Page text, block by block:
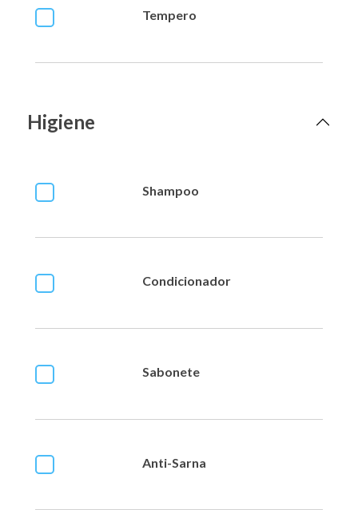
Tempero
Higiene
Shampoo
Condicionador
Sabonete
Anti-Sarna